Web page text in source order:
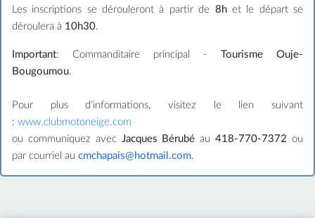
Les inscriptions se dérouleront à partir de 8het le départ se
déroulera à 10h30.
Important: Commanditaire principal - Tourisme Ouje-
Bougoumou.
Pour plus d'informations, visitez le lien suivant
: www.clubmotoneige.com
ou communiquez avec Jacques Bérubé au418-770-7372 ou
par courriel au cmchapais@hotmail.com.